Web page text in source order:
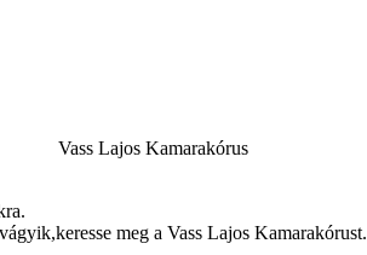
Vass Lajos Kamarakórus
meg a Vass Lajos Kamarakórust.